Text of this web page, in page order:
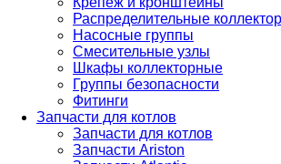
Распределительные
Насосные группы
Смесительные узлы
Шкафы коллекторные
Группы безопасности
Фитинги
Запчасти для котлов
Запчасти для котлов
Запчасти Ariston